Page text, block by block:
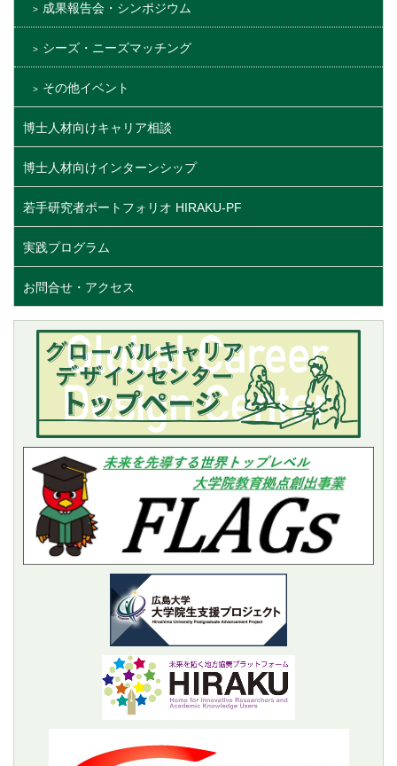
成果報告会・シンポジウム
シーズ・ニーズマッチング
その他イベント
博士人材向けキャリア相談
博士人材向けインターンシップ
若手研究者ポートフォリオ HIRAKU-PF
実践プログラム
お問合せ・アクセス